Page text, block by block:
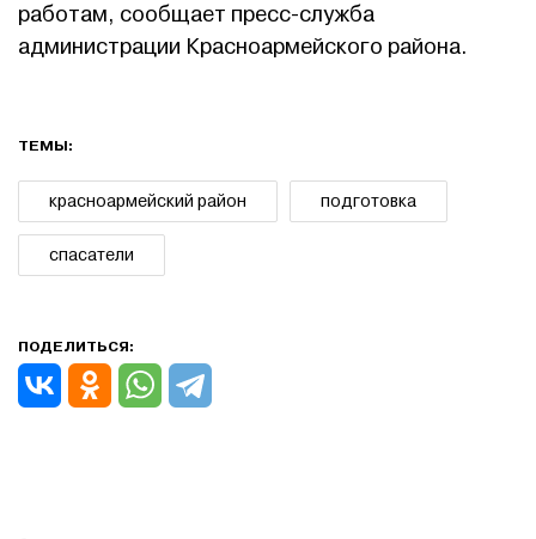
работам, сообщает пресс-служба
администрации Красноармейского района.
ТЕМЫ:
красноармейский район подготовка
спасатели
ПОДЕЛИТЬСЯ: